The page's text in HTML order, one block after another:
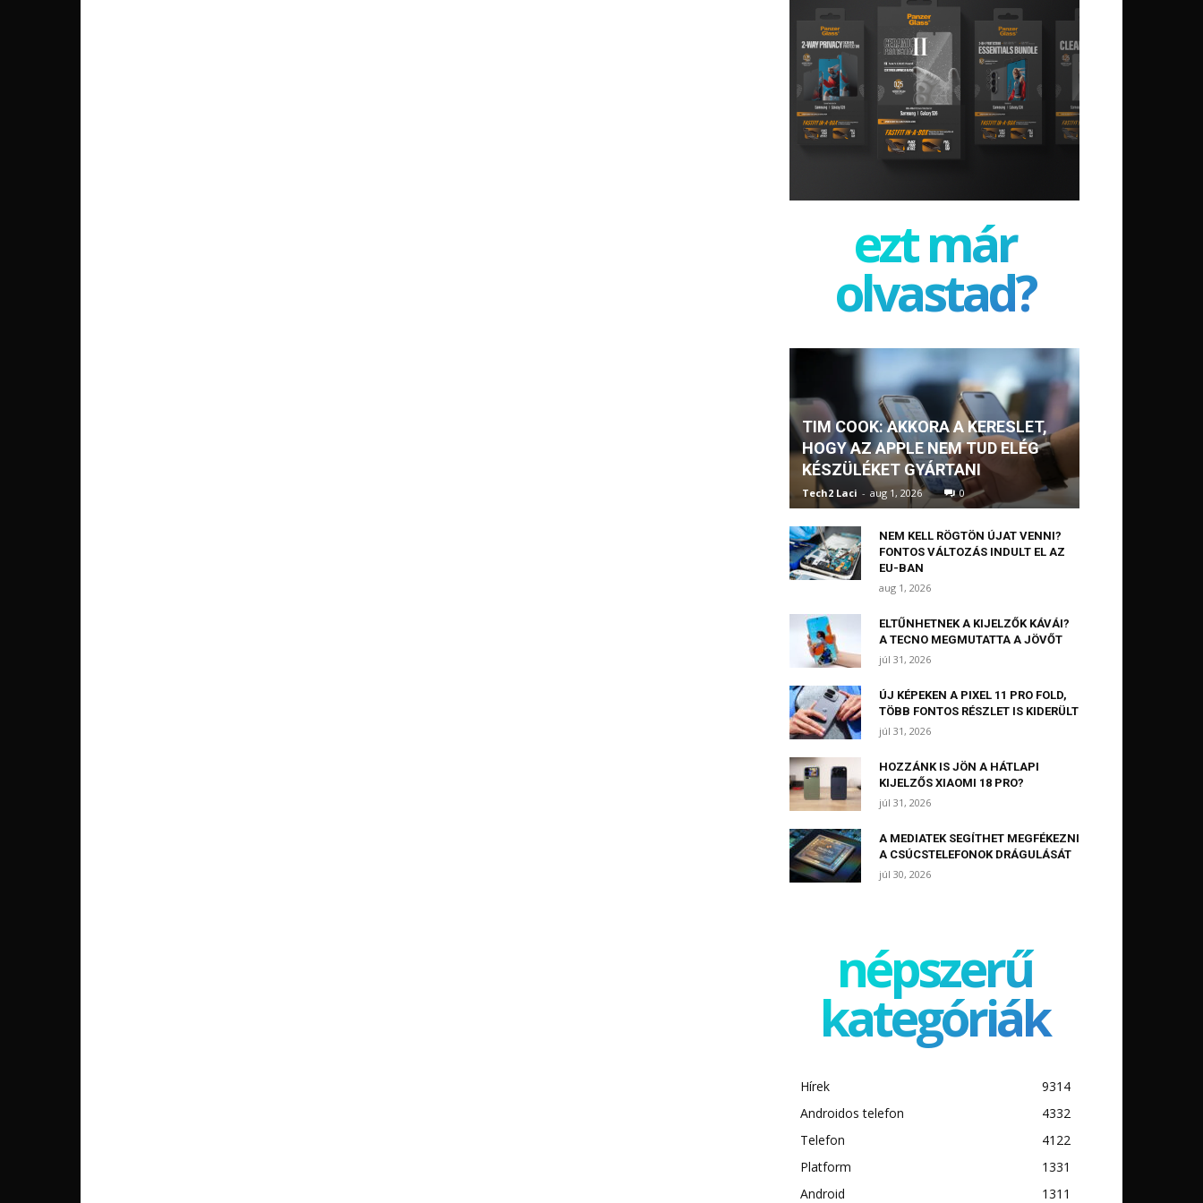
ezt már
olvastad?
TIM COOK: AKKORA A KERESLET,
HOGY AZ APPLE NEM TUD ELÉG
KÉSZÜLÉKET GYÁRTANI
Tech2 Laci - aug 1, 2026 0
NEM KELL RÖGTÖN ÚJAT VENNI?
FONTOS VÁLTOZÁS INDULT EL AZ
EU-BAN
aug 1, 2026
ELTŰNHETNEK A KIJELZŐK KÁVÁI?
A TECNO MEGMUTATTA A JÖVŐT
júl 31, 2026
ÚJ KÉPEKEN A PIXEL 11 PRO FOLD,
TÖBB FONTOS RÉSZLET IS KIDERÜLT
júl 31, 2026
HOZZÁNK IS JÖN A HÁTLAPI
KIJELZŐS XIAOMI 18 PRO?
júl 31, 2026
A MEDIATEK SEGÍTHET MEGFÉKEZNI
A CSÚCSTELEFONOK DRÁGULÁSÁT
júl 30, 2026
népszerű
kategóriák
Hírek
9314
Androidos telefon
4332
Telefon
4122
Platform
1331
Android
1311